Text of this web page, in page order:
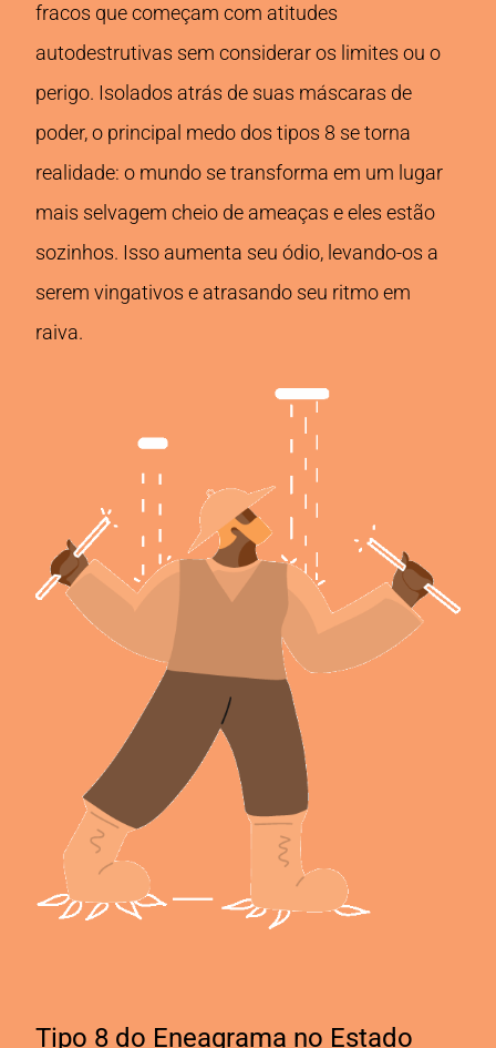
fracos que começam com atitudes
autodestrutivas sem considerar os limites ou o
perigo. Isolados atrás de suas máscaras de
poder, o principal medo dos tipos 8 se torna
realidade: o mundo se transforma em um lugar
mais selvagem cheio de ameaças e eles estão
sozinhos. Isso aumenta seu ódio, levando-os a
serem vingativos e atrasando seu ritmo em
raiva.
Tipo 8 do Eneagrama no Estado